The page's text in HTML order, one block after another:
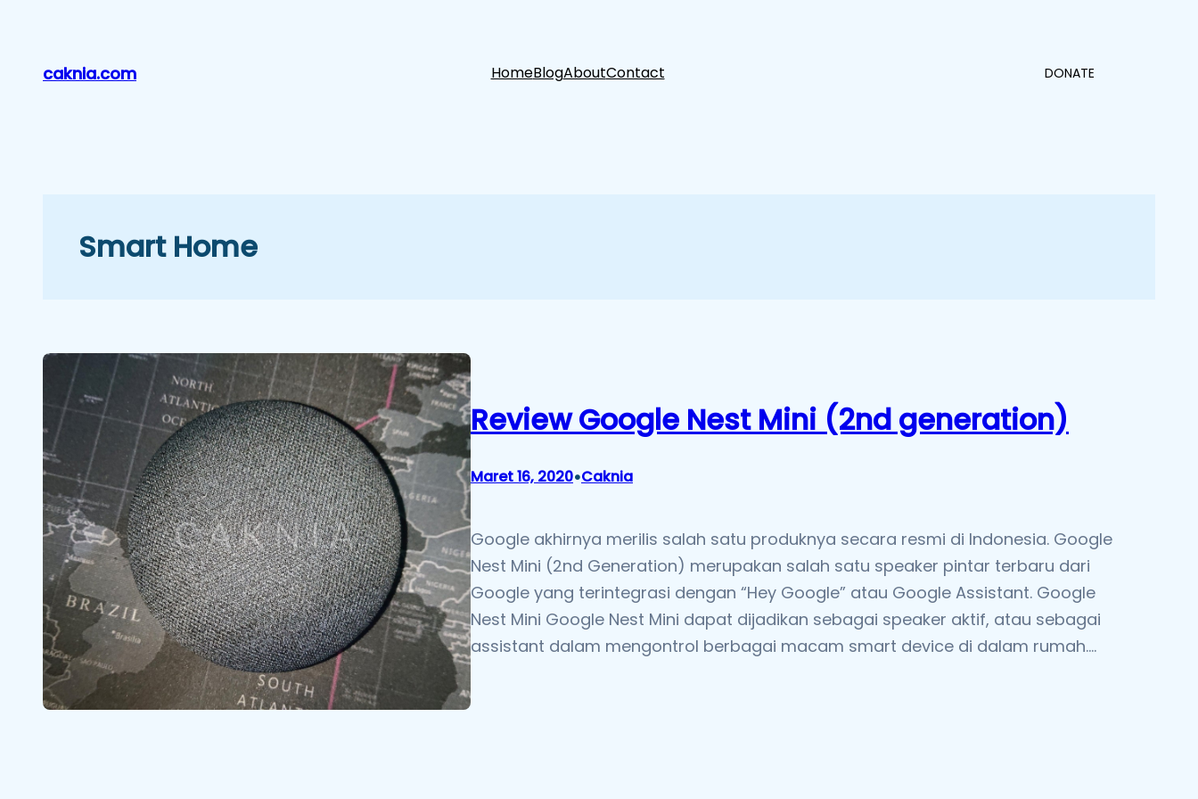
kontencaknia.com HomeBlogAboutContact DONATE
Smart Home
Review Google Nest Mini (2nd generation)
Maret 16, 2020•Caknia
Google akhirnya merilis salah satu produknya secara resmi di Indonesia. Google
Nest Mini (2nd Generation) merupakan salah satu speaker pintar terbaru dari
Google yang terintegrasi dengan “Hey Google” atau Google Assistant. Google
Nest Mini Google Nest Mini dapat dijadikan sebagai speaker aktif, atau sebagai
assistant dalam mengontrol berbagai macam smart device di dalam rumah.…